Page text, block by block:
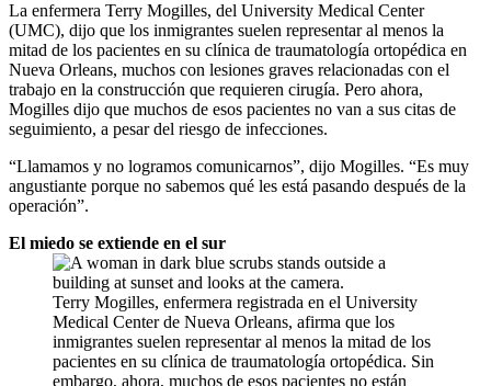
La enfermera Terry Mogilles, del University Medical Center
(UMC), dijo que los inmigrantes suelen representar al menos la
mitad de los pacientes en su clínica de traumatología ortopédica en
Nueva Orleans, muchos con lesiones graves relacionadas con el
trabajo en la construcción que requieren cirugía. Pero ahora,
Mogilles dijo que muchos de esos pacientes no van a sus citas de
seguimiento, a pesar del riesgo de infecciones.
“Llamamos y no logramos comunicarnos”, dijo Mogilles. “Es muy
angustiante porque no sabemos qué les está pasando después de la
operación”.
El miedo se extiende en el sur
Terry Mogilles, enfermera registrada en el University
Medical Center de Nueva Orleans, afirma que los
inmigrantes suelen representar al menos la mitad de los
pacientes en su clínica de traumatología ortopédica. Sin
embargo, ahora, muchos de esos pacientes no están